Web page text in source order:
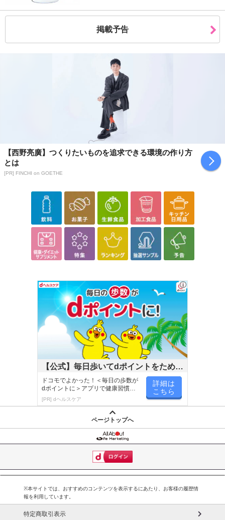
掲載予告
【西野亮廣】つくりたいものを追求できる環境の作り方
とは
[PR] FINCHI on GOETHE
【公式】毎日歩いてdポイントをためよ
う！
ドコモでよかった！＜毎日の歩数が
dポイントに＞アプリで健康習慣が
楽しく続く！
[PR] dヘルスケア
詳細は
こちら
ページトップへ
※本サイトでは、おすすめのコンテンツを表示するにあたり、お客様の履歴情
報を利用しています。
特定商取引表示